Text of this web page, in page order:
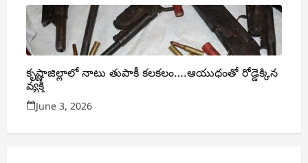
కృష్ణాజిల్లాలో నాటు తుపాకీ కలకలం….ఆయుధంతో రోడ్డెక్కిన
వ్యక్తి
June 3, 2026